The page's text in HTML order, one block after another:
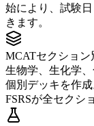
始により、試験
きます。
MCATセクション
生物学、生化学
個別デッキを作
FSRSが全セクシ